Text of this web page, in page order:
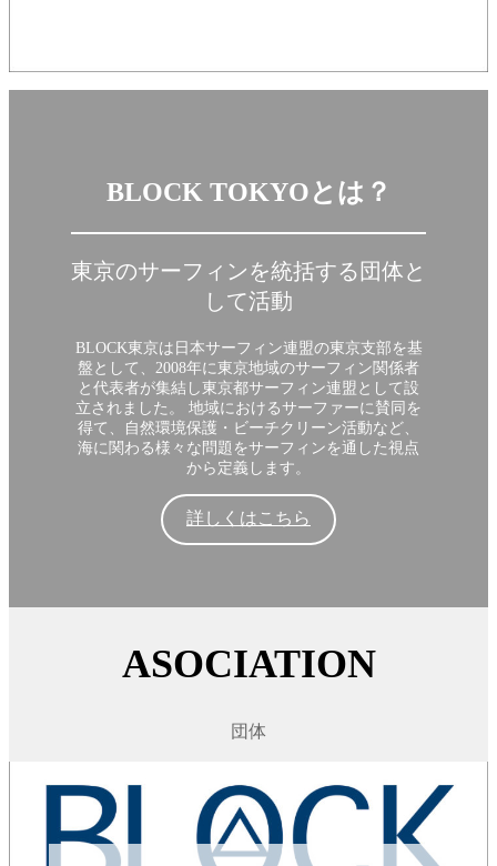
BLOCK TOKYOとは？
東京のサーフィンを統括する団体と
して活動
BLOCK東京は日本サーフィン連盟の東京支部を基
盤として、2008年に東京地域のサーフィン関係者
と代表者が集結し東京都サーフィン連盟として設
立されました。 地域におけるサーファーに賛同を
得て、自然環境保護・ビーチクリーン活動など、
海に関わる様々な問題をサーフィンを通した視点
から定義します。
詳しくはこちら
ASOCIATION
団体